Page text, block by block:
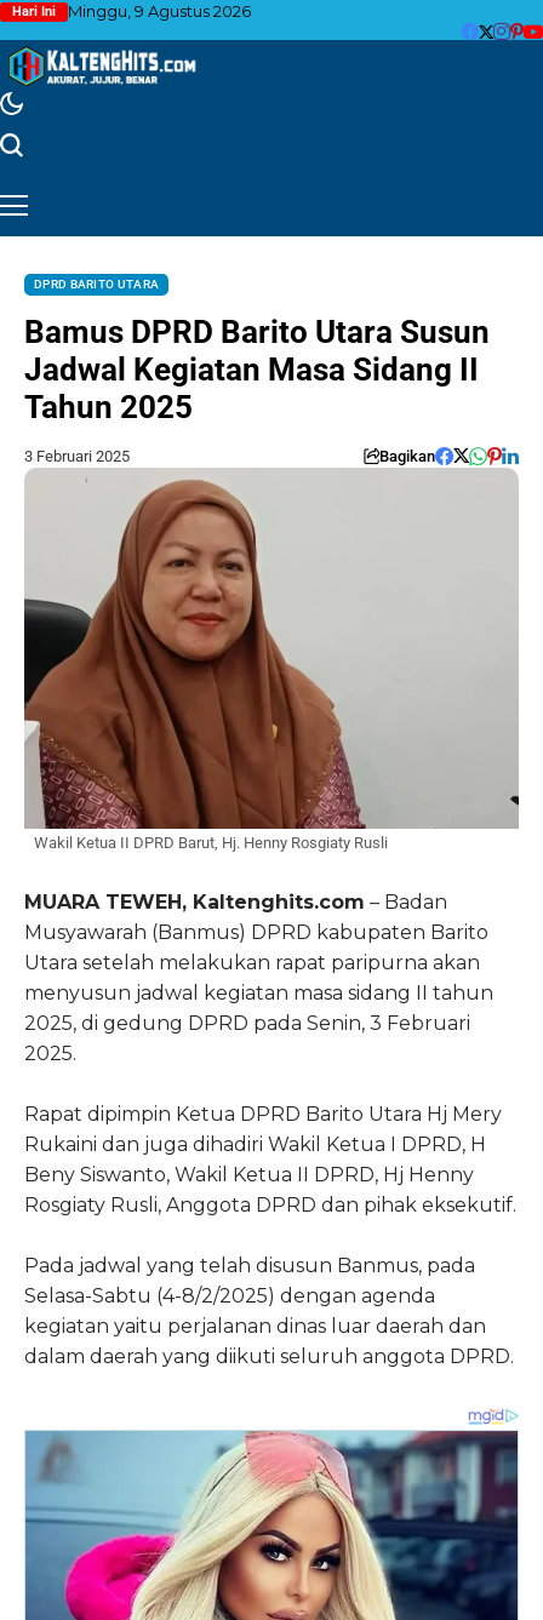
Hari Ini Minggu, 9 Agustus 2026
DPRD BARITO UTARA
Bamus DPRD Barito Utara Susun
Jadwal Kegiatan Masa Sidang II
Tahun 2025
3 Februari 2025 Bagikan
Wakil Ketua II DPRD Barut, Hj. Henny Rosgiaty Rusli
MUARA TEWEH, Kaltenghits.com – Badan
Musyawarah (Banmus) DPRD kabupaten Barito
Utara setelah melakukan rapat paripurna akan
menyusun jadwal kegiatan masa sidang II tahun
2025, di gedung DPRD pada Senin, 3 Februari
2025.
Rapat dipimpin Ketua DPRD Barito Utara Hj Mery
Rukaini dan juga dihadiri Wakil Ketua I DPRD, H
Beny Siswanto, Wakil Ketua II DPRD, Hj Henny
Rosgiaty Rusli, Anggota DPRD dan pihak eksekutif.
Pada jadwal yang telah disusun Banmus, pada
Selasa-Sabtu (4-8/2/2025) dengan agenda
kegiatan yaitu perjalanan dinas luar daerah dan
dalam daerah yang diikuti seluruh anggota DPRD.